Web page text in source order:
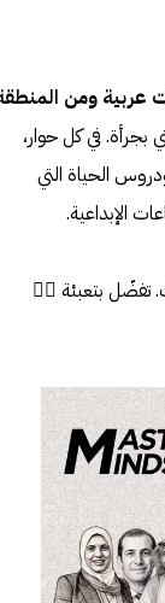
ومن
بجرأة. في كل حوار،
الحياة التي
الإبداعية.
بتعبئة 👈🏼